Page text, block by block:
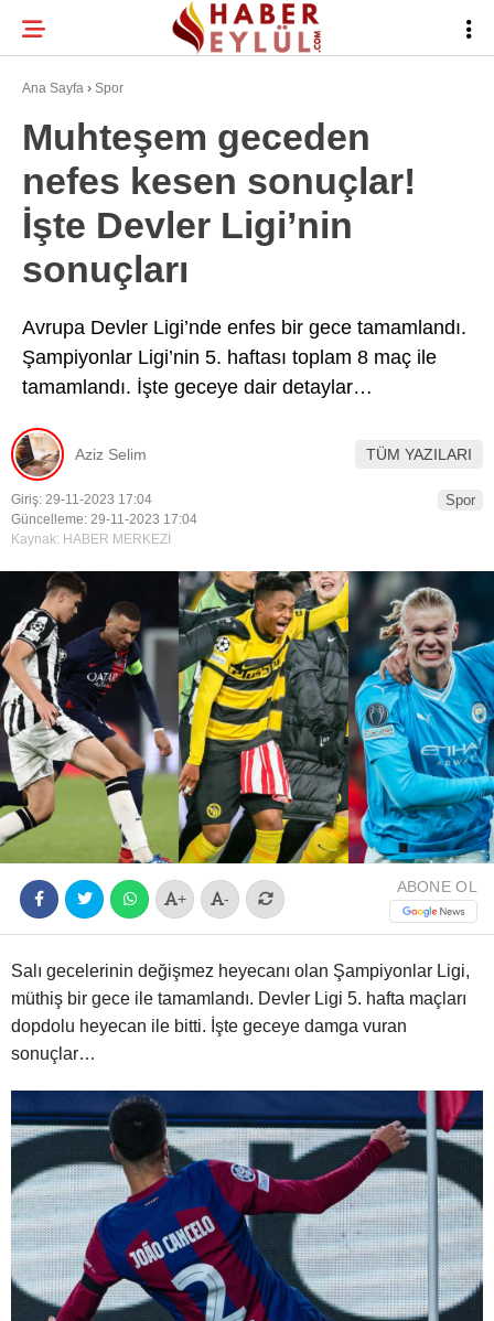
WhatsApp İhbar
Hattı
24.9
BURSA HABERLERI
BURSASPOR
GÜNDEM
TEKNOLOJI
Ana Sayfa › Spor
Muhteşem geceden
nefes kesen sonuçlar!
İşte Devler Ligi’nin
sonuçları
Avrupa Devler Ligi’nde enfes bir gece tamamlandı.
Şampiyonlar Ligi’nin 5. haftası toplam 8 maç ile
tamamlandı. İşte geceye dair detaylar…
Aziz Selim TÜM YAZILARI
Giriş: 29-11-2023 17:04
Güncelleme: 29-11-2023 17:04
Kaynak: HABER MERKEZİ
Spor
+ -
ABONE OL
Salı gecelerinin değişmez heyecanı olan Şampiyonlar Ligi,
müthiş bir gece ile tamamlandı. Devler Ligi 5. hafta maçları
dopdolu heyecan ile bitti. İşte geceye damga vuran
sonuçlar…